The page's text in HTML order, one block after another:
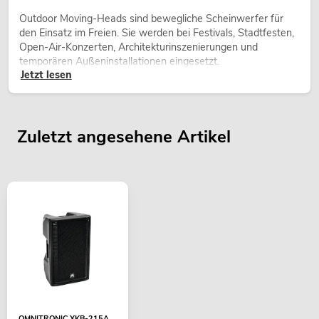
Outdoor Moving-Heads sind bewegliche Scheinwerfer für
den Einsatz im Freien. Sie werden bei Festivals, Stadtfesten,
Open-Air-Konzerten, Architekturinszenierungen und
temporären Außeninstallationen eingesetzt.
Jetzt lesen
Zuletzt angesehene Artikel